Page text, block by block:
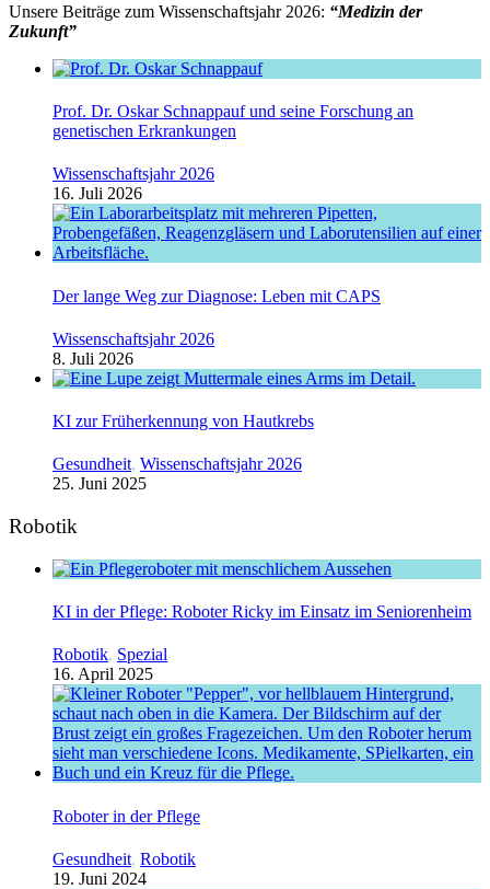
Unsere Beiträge zum Wissenschaftsjahr 2026: “Medizin der
Zukunft”
Prof. Dr. Oskar Schnappauf und seine Forschung an
genetischen Erkrankungen
Wissenschaftsjahr 2026
16. Juli 2026
Der lange Weg zur Diagnose: Leben mit CAPS
Wissenschaftsjahr 2026
8. Juli 2026
KI zur Früherkennung von Hautkrebs
Gesundheit, Wissenschaftsjahr 2026
25. Juni 2025
Robotik
KI in der Pflege: Roboter Ricky im Einsatz im Seniorenheim
Robotik, Spezial
16. April 2025
Roboter in der Pflege
Gesundheit, Robotik
19. Juni 2024